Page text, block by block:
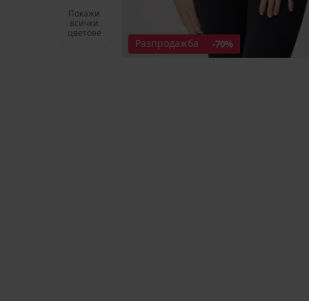
Покажи
всички
цветове
Разпродажба -70%